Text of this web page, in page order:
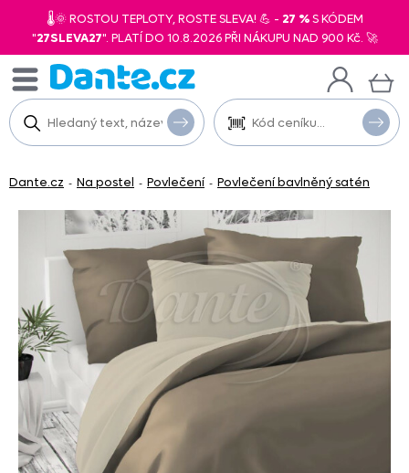
🌡️🌞 ROSTOU TEPLOTY, ROSTE SLEVA! 💪 - 27 %S KÓDEM
"27SLEVA27". PLATÍ DO 10.8.2026 PŘI NÁKUPU NAD 900 Kč. 🚀
Dante.cz - Na postel - Povlečení - Povlečení bavlněný satén